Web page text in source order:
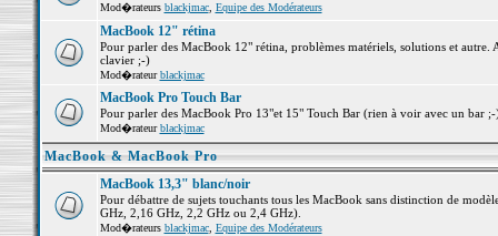
Mod�rateurs blackjmac, Equipe des Modérateurs
MacBook 12" rétina
Pour parler des MacBook 12" rétina, problèmes matériels, solutions et
clavier ;-)
Mod�rateurblackjmac
MacBook Pro Touch Bar
Pour parler des MacBook Pro 13"et 15" Touch Bar (rien à voir avec un bar
Mod�rateurblackjmac
MacBook & MacBook Pro
MacBook 13,3" blanc/noir
Pour débattre de sujets touchants tous les MacBook sans distinction de
GHz, 2,16 GHz, 2,2 GHz ou 2,4 GHz).
Mod�rateurs blackjmac, Equipe des Modérateurs